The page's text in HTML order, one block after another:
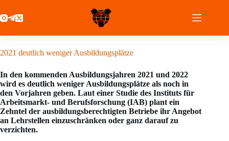
Inhalt
springen
2021 deutlich weniger Ausbildungsplätze
In den kommenden Ausbildungsjahren 2021 und 2022
wird es deutlich weniger Ausbildungsplätze als noch in
den Vorjahren geben. Laut einer Studie des Instituts für
Arbeitsmarkt- und Berufsforschung (IAB) plant ein
Zehntel der ausbildungsberechtigten Betriebe ihr Angebot
an Lehrstellen einzuschränken oder ganz darauf zu
verzichten.